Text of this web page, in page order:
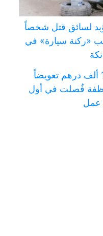
لسائق قتل شخصاً
«ركنة سيارة» في
100 ألف درهم تعويضاً
فُصلت في أول
عمل